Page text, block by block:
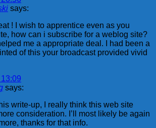
says:
! I wish to apprentice even as you
how can i subscribe for a weblog site?
me a appropriate deal. I had been a
of this your broadcast provided vivid
says:
write-up, I really think this web site
consideration. I’ll most likely be again
thanks for that info.